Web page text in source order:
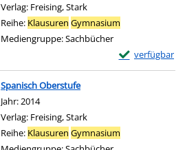
Verlag: Freising, Stark
Reihe: Klausuren Gymnasium
Mediengruppe:Sachbücher
verfügbar
Exemplar-
Zum Download
Spanisch Oberstufe
Suche nach diesem Verfasser
Jahr:2014
Verlag: Freising, Stark
Reihe: Klausuren Gymnasium